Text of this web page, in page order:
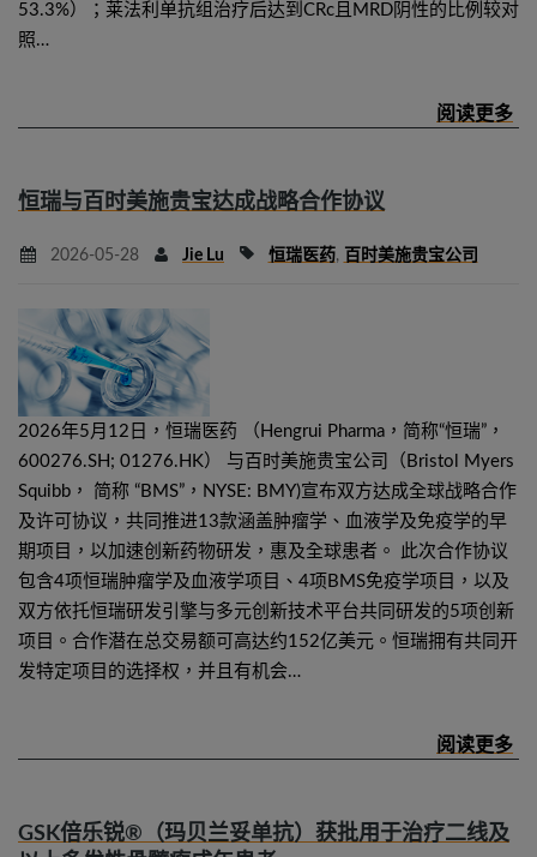
53.3%）；莱法利单抗组治疗后达到CRc且MRD阴性的比例较对
照…
恒瑞与百时美施贵宝达成战略合作协议
2026-05-28 Jie Lu 恒瑞医药, 百时美施贵宝公司
2026年5月12日，恒瑞医药 （Hengrui Pharma，简称“恒瑞”，
600276.SH; 01276.HK） 与百时美施贵宝公司（Bristol Myers
Squibb， 简称 “BMS”，NYSE: BMY)宣布双方达成全球战略合作
及许可协议，共同推进13款涵盖肿瘤学、血液学及免疫学的早
期项目，以加速创新药物研发，惠及全球患者。 此次合作协议
包含4项恒瑞肿瘤学及血液学项目、4项BMS免疫学项目，以及
双方依托恒瑞研发引擎与多元创新技术平台共同研发的5项创新
项目。合作潜在总交易额可高达约152亿美元。恒瑞拥有共同开
发特定项目的选择权，并且有机会…
GSK倍乐锐®（玛贝兰妥单抗）获批用于治疗二线及